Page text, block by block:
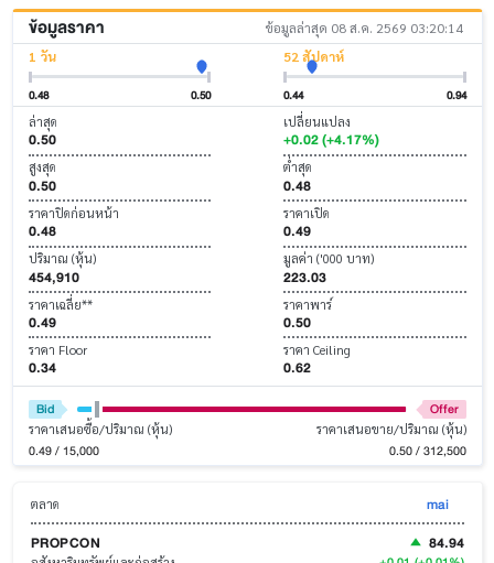
ข้อมูลราคา
ข้อมูลล่าสุด 08 ส.ค. 2569 03:20:14
1 วัน
0.48 0.50
52 สัปดาห์
0.44 0.94
ล่าสุด
0.50
เปลี่ยนแปลง
+0.02 (+4.17%)
สูงสุด
0.50
ต่ำสุด
0.48
ราคาปิดก่อนหน้า
0.48
ราคาเปิด
0.49
ปริมาณ (หุ้น)
454,910
มูลค่า ('000 บาท)
223.03
ราคาเฉลี่ย**
0.49
ราคาพาร์
0.50
ราคา Floor
0.34
ราคา Ceiling
0.62
Bid Offer
ราคาเสนอซื้อ/ปริมาณ (หุ้น)
0.49 / 15,000
ราคาเสนอขาย/ปริมาณ (หุ้น)
0.50 / 312,500
ตลาด
mai
PROPCON
84.94